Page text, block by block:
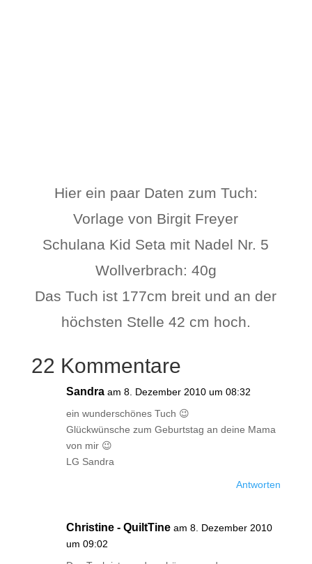
Hier ein paar Daten zum Tuch:
Vorlage von Birgit Freyer
Schulana Kid Seta mit Nadel Nr. 5
Wollverbrach: 40g
Das Tuch ist 177cm breit und an der
höchsten Stelle 42 cm hoch.
22 Kommentare
Sandra am 8. Dezember 2010 um 08:32
ein wunderschönes Tuch 😉
Glückwünsche zum Geburtstag an deine Mama
von mir 😉
LG Sandra
Antworten
Christine - QuiltTine am 8. Dezember 2010
um 09:02